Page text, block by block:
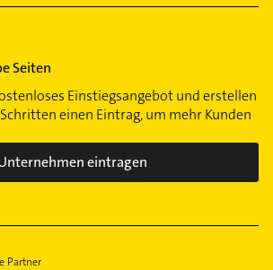
Seiten
Einstiegsangebot und erstellen
einen Eintrag, um mehr Kunden
eintragen
Partner